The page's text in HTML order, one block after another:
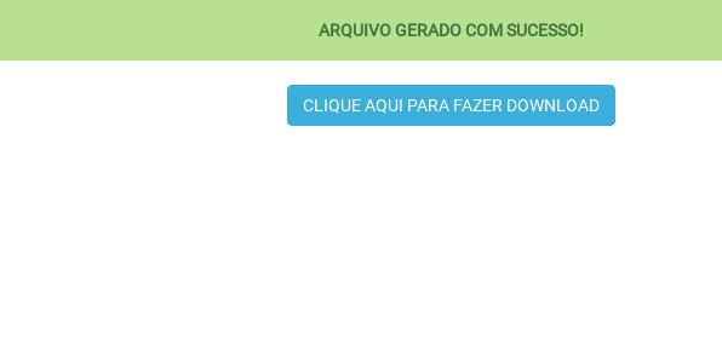
ARQUIVO GERADO COM SUCESSO!
CLIQUE AQUI PARA FAZER DOWNLOAD